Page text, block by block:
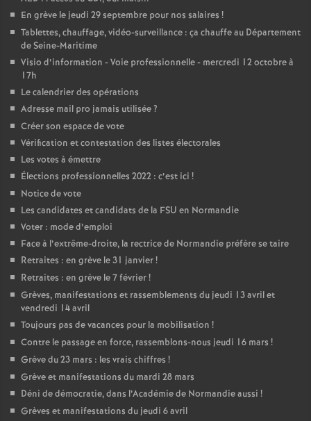
En grève le jeudi 29 septembre pour nos salaires !
Tablettes, chauffage, vidéo-surveillance : ça chauffe au Département
de Seine-Maritime
Visio d’information - Voie professionnelle - mercredi 12 octobre à
17h
Le calendrier des opérations
Adresse mail pro jamais utilisée?
Créer son espace de vote
Vérification et contestation des listes électorales
Les votes à émettre
Élections professionnelles 2022 : c’est ici !
Notice de vote
Les candidates et candidats de la FSU en Normandie
Voter : mode d’emploi
Face à l’extrême-droite, la rectrice de Normandie préfère se taire
Retraites : en grève le 31 janvier!
Retraites : en grève le 7 février!
Grèves, manifestations et rassemblements du jeudi 13 avril et
vendredi 14 avril
Toujours pas de vacances pour la mobilisation !
Contre le passage en force, rassemblons-nous jeudi 16 mars !
Grève du 23 mars : les vrais chiffres !
Grève et manifestations du mardi 28 mars
Déni de démocratie, dans l’Académie de Normandie aussi !
Grèves et manifestations du jeudi 6 avril